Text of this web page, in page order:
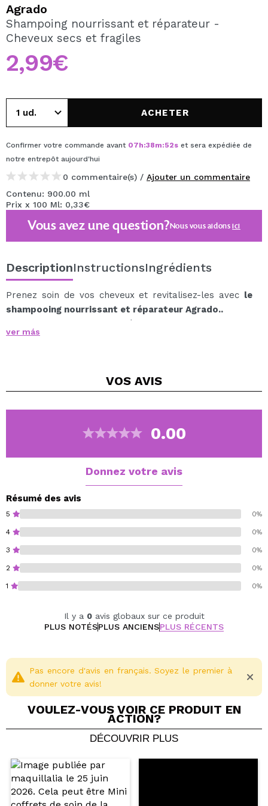
En créant un compte sur Maquibeauty.fr vous pourrez
effectuer vos achats rapidement, vérifier l'état de vos
Agrado
Shampoing nourrissant et réparateur -
Cheveux secs et fragiles
2,99€
ACHETER
Confirmer votre commande avant 07h:38m:51set sera expédiée de
notre entrepôt aujourd'hui
0 commentaire(s) / Ajouter un commentaire
Contenu: 900.00 ml
Prix x 100 Ml: 0,33€
Vous avez une question?Nous vous aidonsici
DescriptionInstructionsIngrédients
Prenez soin de vos cheveux et revitalisez-les avec le
shampooing nourrissant et réparateur Agrado..
Sa formule, enrichie en ingrédients nourrissants, nettoie
en douceur tout en hydratant et en réparant la fibre
Grâce à sa texture crémeuse et à son arôme délicat, il
bien-être, laissant les cheveux plus faciles à coiffer,
Aide à contrôler les frisottis.
Idéal pour les cheveux secs ou abîmés.
Convient pour un usage quotidien.
Aux protéines de blé et à la kératine.
ver más
VOS AVIS
0.00
Donnez votre avis
Résumé des avis
5 0%
4 0%
3 0%
2 0%
1 0%
Il y a 0avis globaux sur ce produit
PLUS NOTÉSPLUS ANCIENSPLUS RÉCENTS
Partager une vidéo ou une photo
Pas encore d'avis en français. Soyez le premier à
donner votre avis!
VOULEZ-VOUS VOIR CE PRODUIT EN
ACTION?
DÉCOUVRIR PLUS